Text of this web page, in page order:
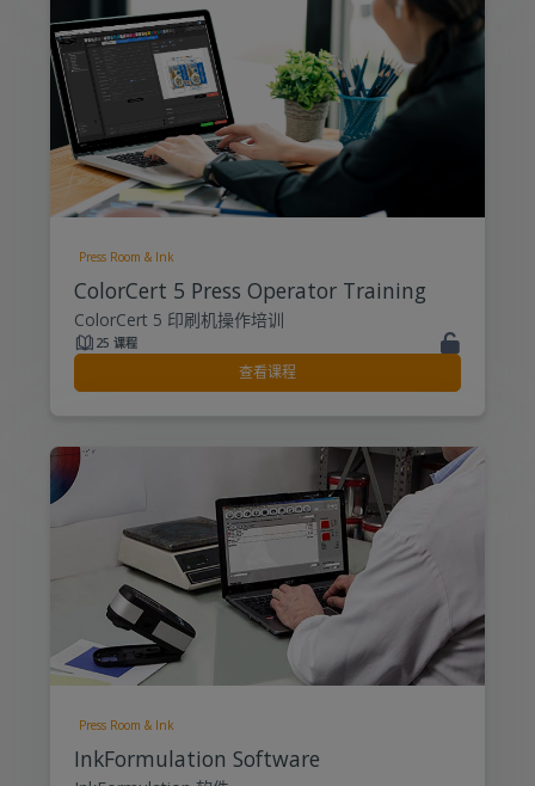
Press Room & Ink
ColorCert 5 Press Operator Training
ColorCert 5 印刷机操作培训
25 课程
查看课程
Press Room & Ink
InkFormulation Software